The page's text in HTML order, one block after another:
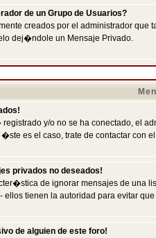
de un Grupo de Usuarios?
creados por el administrador
dej�ndole un Mensaje Privado.
y/o no se ha conectado, el
es el caso, trate de contactar con
privados no deseados!
de ignorar mensajes de una
ellos tienen la autoridad para evitar
de alguien de este foro!